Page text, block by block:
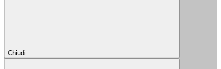
Chiudi